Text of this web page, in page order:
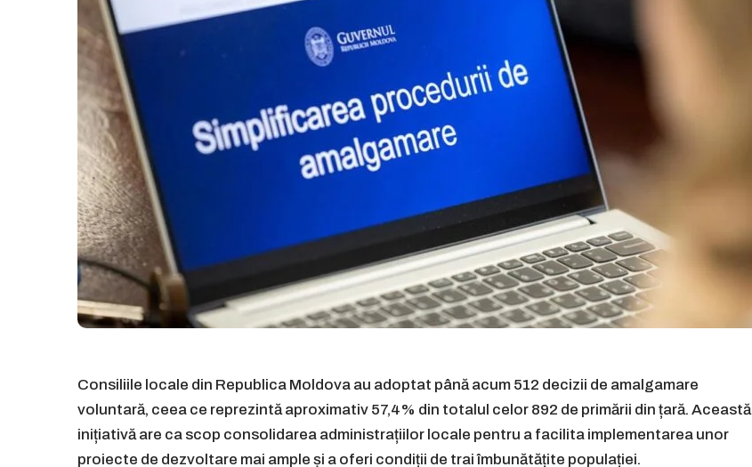
Consiliile locale din Republica Moldova au adoptat până acum 512 decizii de amalgamare
voluntară, ceea ce reprezintă aproximativ 57,4% din totalul celor 892 de primării din țară. Această
inițiativă are ca scop consolidarea administrațiilor locale pentru a facilita implementarea unor
proiecte de dezvoltare mai ample și a oferi condiții de trai îmbunătățite populației.